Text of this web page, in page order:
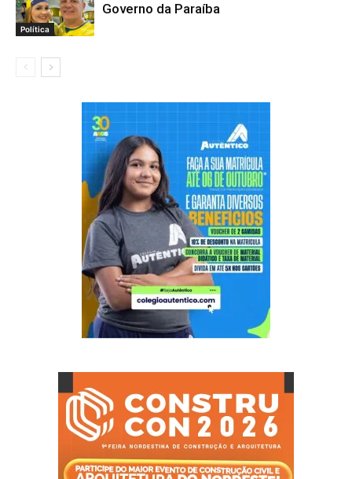
Política
Governo da Paraíba